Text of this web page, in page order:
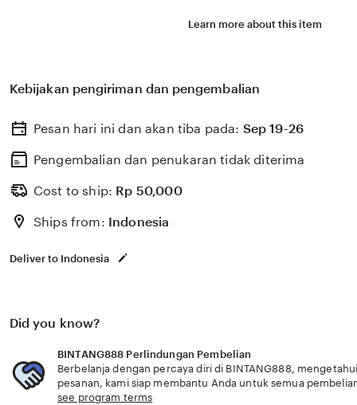
Situs BINTANG888 layanan profesional handal terbaru
pembinaan karakter untuk menyiapkan lulusan siap
Learn more about this item
Kebijakan pengiriman dan pengembalian
Pesan hari ini dan akan tiba pada: Sep 19-26
Pengembalian dan penukaran tidak diterima
Cost to ship: Rp 50,000
Ships from: Indonesia
Deliver to Indonesia
Did you know?
BINTANG888 Perlindungan Pembelian
Berbelanja dengan percaya diri di BINTANG888,
pesanan, kami siap membantu Anda untuk semua
see program terms